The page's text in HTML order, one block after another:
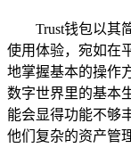
Trust钱包以其
使用体验，宛如在
地掌握基本的操作
数字世界里的基本
能会显得功能不够
他们复杂的资产管